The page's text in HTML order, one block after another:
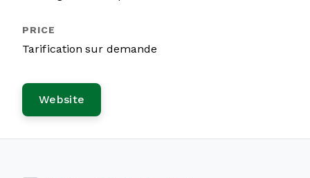
Tarification sur demande
Website